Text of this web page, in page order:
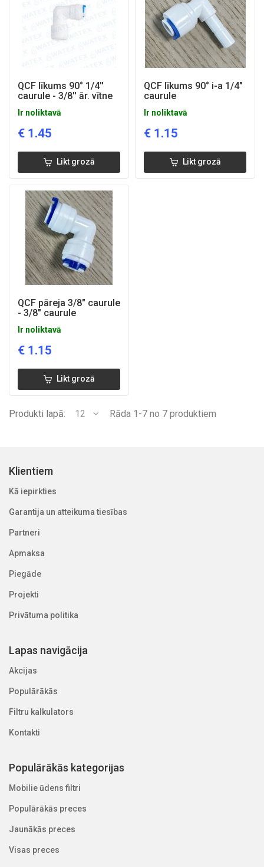
QCF līkums 90° 1/4''
caurule - 3/8'' ār. vītne
Ir noliktavā
€ 1.45
Likt grozā
QCF līkums 90° i-a 1/4"
caurule
Ir noliktavā
€ 1.15
Likt grozā
QCF pāreja 3/8" caurule
- 3/8" caurule
Ir noliktavā
€ 1.15
Likt grozā
Produkti lapā: 12 Rāda 1-7 no 7 produktiem
Klientiem
Kā iepirkties
Garantija un atteikuma tiesības
Partneri
Apmaksa
Piegāde
Projekti
Privātuma politika
Lapas navigācija
Akcijas
Populārākās
Filtru kalkulators
Kontakti
Populārākās kategorijas
Mobilie ūdens filtri
Populārākās preces
Jaunākās preces
Visas preces